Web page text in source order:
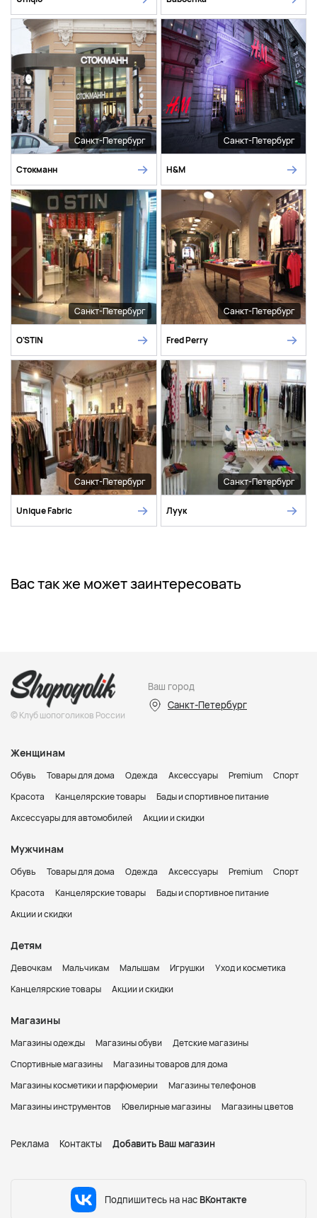
Санкт-Петербург
Стокманн
Санкт-Петербург
H&M
Санкт-Петербург
O'STIN
Санкт-Петербург
Fred Perry
Санкт-Петербург
Unique Fabric
Санкт-Петербург
Луук
Вас так же может заинтересовать
© Клуб шопоголиков России
Ваш город
Санкт-Петербург
Женщинам
Обувь Товары для дома Одежда Аксессуары Premium
Спорт
Красота
Канцелярские товары
Бады и спортивное питание
Аксессуары для автомобилей
Акции и скидки
Мужчинам
Обувь Товары для дома Одежда Аксессуары Premium
Спорт
Красота
Канцелярские товары
Бады и спортивное питание
Акции и скидки
Детям
Девочкам Мальчикам Малышам Игрушки
Уход и косметика
Канцелярские товары
Акции и скидки
Магазины
Магазины одежды Магазины обуви
Детские магазины
Спортивные магазины
Магазины товаров для дома
Магазины косметики и парфюмерии
Магазины телефонов
Магазины инструментов
Ювелирные магазины Магазины цветов
Реклама Контакты Добавить Ваш магазин
Подпишитесь на нас ВКонтакте